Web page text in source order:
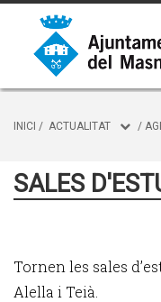
INICI / ACTUALITAT /
SALES
Tornen les sales
Alella i Teià.